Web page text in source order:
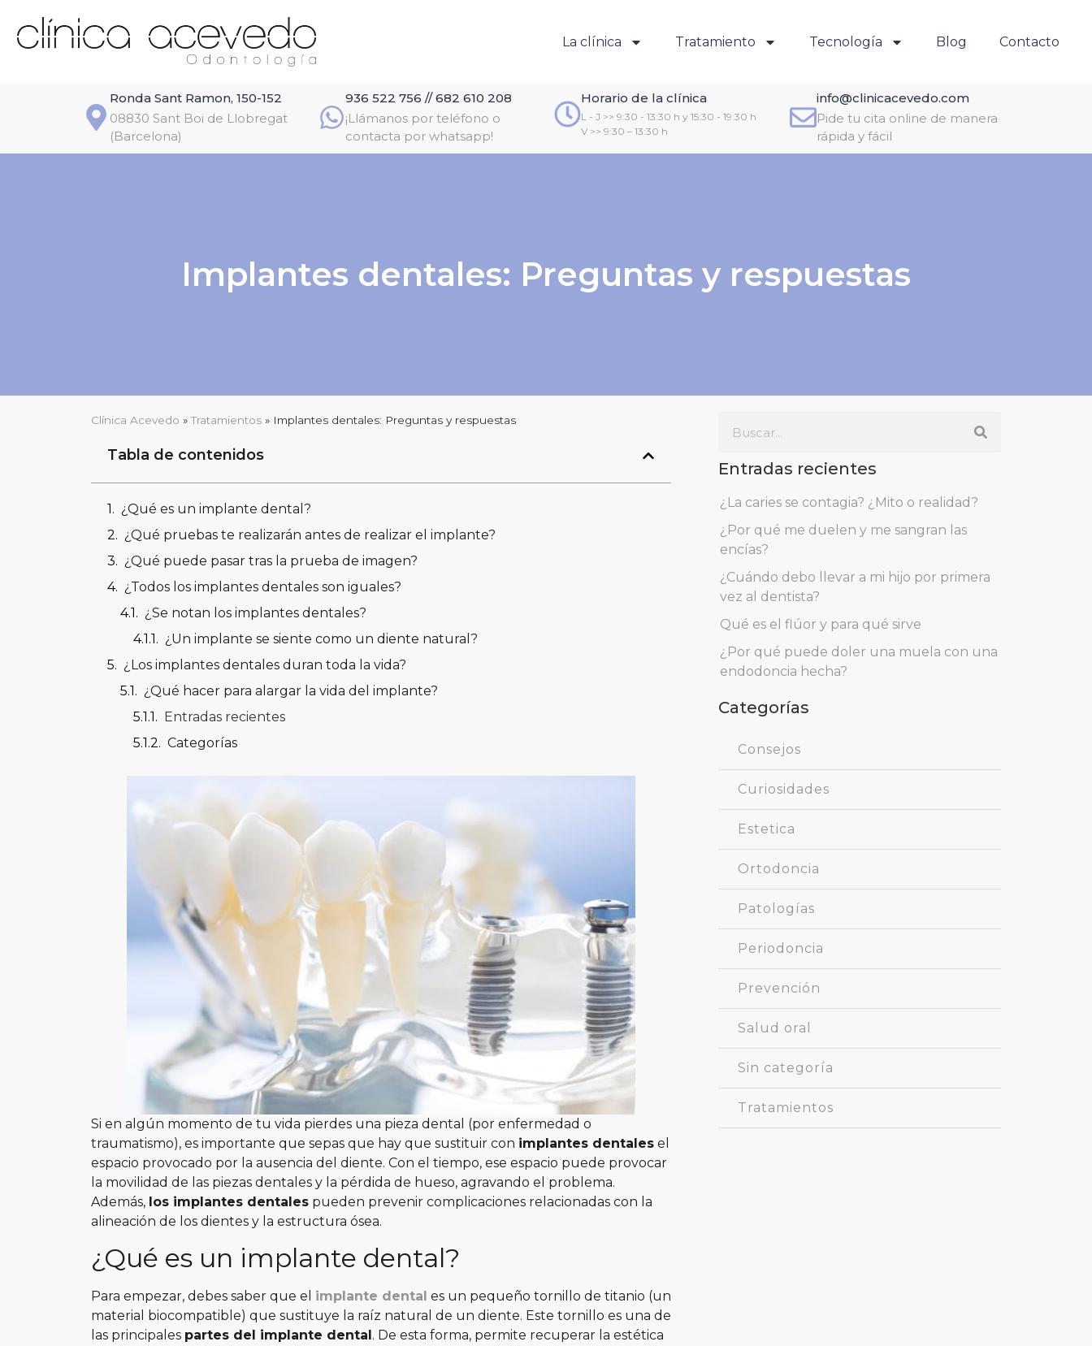
La clínica Tratamiento Tecnología Blog Contacto
Ronda Sant Ramon, 150-152
08830 Sant Boi de Llobregat
(Barcelona)
936 522 756 // 682 610 208
¡Llámanos por teléfono o
contacta por whatsapp!
Horario de la clínica
L - J >> 9:30 - 13:30 h y 15:30 - 19:30 h
V >> 9:30 – 13:30 h
info@clinicacevedo.com
Pide tu cita online de manera
rápida y fácil
Implantes dentales: Preguntas y respuestas
Clínica Acevedo »Tratamientos » Implantes dentales: Preguntas y respuestas
Tabla de contenidos
¿Qué es un implante dental?
¿Qué pruebas te realizarán antes de realizar el implante?
¿Qué puede pasar tras la prueba de imagen?
¿Todos los implantes dentales son iguales?
¿Se notan los implantes dentales?
¿Un implante se siente como un diente natural?
¿Los implantes dentales duran toda la vida?
¿Qué hacer para alargar la vida del implante?
Entradas recientes
Categorías
Si en algún momento de tu vida pierdes una pieza dental (por enfermedad o
traumatismo), es importante que sepas que hay que sustituir con implantes dentales el
espacio provocado por la ausencia del diente. Con el tiempo, ese espacio puede provocar
la movilidad de las piezas dentales y la pérdida de hueso, agravando el problema.
Además, los implantes dentales pueden prevenir complicaciones relacionadas con la
alineación de los dientes y la estructura ósea.
¿Qué es un implante dental?
Para empezar, debes saber que el implante dental es un pequeño tornillo de titanio (un
material biocompatible) que sustituye la raíz natural de un diente. Este tornillo es una de
las principales partes del implante dental . De esta forma, permite recuperar la estética
Entradas recientes
¿La caries se contagia? ¿Mito o realidad?
¿Por qué me duelen y me sangran las
encías?
¿Cuándo debo llevar a mi hijo por primera
vez al dentista?
Qué es el flúor y para qué sirve
¿Por qué puede doler una muela con una
endodoncia hecha?
Categorías
Consejos
Curiosidades
Estetica
Ortodoncia
Patologías
Periodoncia
Prevención
Salud oral
Sin categoría
Tratamientos